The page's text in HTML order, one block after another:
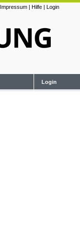
Impressum | Hilfe | Login
Login